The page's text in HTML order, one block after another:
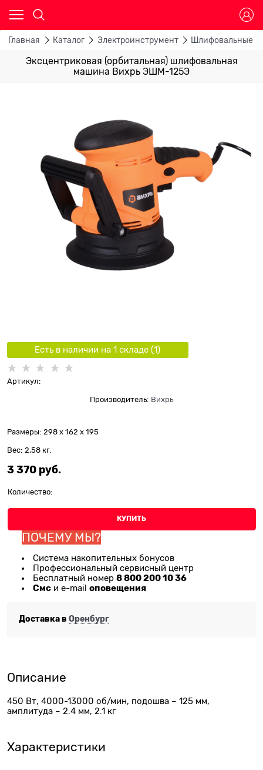
Главная Каталог Электроинструмент Шлифовальные
Эксцентриковая (орбитальная) шлифовальная
машина Вихрь ЭШМ-125Э
Есть в наличии на 1 складe (1)
Артикул:
Производитель: Вихрь
Размеры: 298 x 162 x 195
Вес: 2,58 кг.
3 370 руб.
Количество:
КУПИТЬ
ПОЧЕМУ МЫ?
Система накопительных бонусов
Профессиональный сервисный центр
Бесплатный номер 8 800 200 10 36
Смс и e-mail оповещения
Доставка в Оренбург
Описание
450 Вт, 4000-13000 об/мин, подошва – 125 мм,
амплитуда – 2.4 мм, 2.1 кг
Характеристики